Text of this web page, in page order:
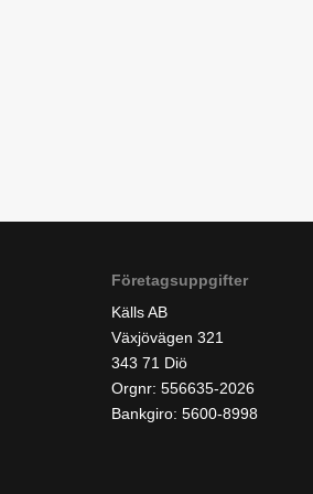
Företagsuppgifter
Källs AB
Växjövägen 321
343 71 Diö
Orgnr: 556635-2026
Bankgiro: 5600-8998